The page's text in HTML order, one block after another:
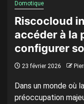
Domotique
Riscocloud
accéder à la
configurer
23 février 2026
Dans un monde où
préoccupation